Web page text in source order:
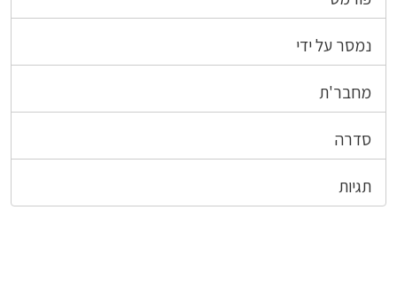
נמסר על ידי
מחבר'ת
סדרה
תגיות